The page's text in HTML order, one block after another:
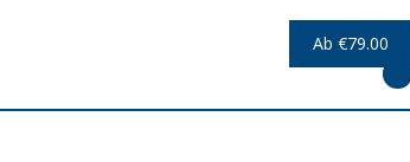
Ab €79.00